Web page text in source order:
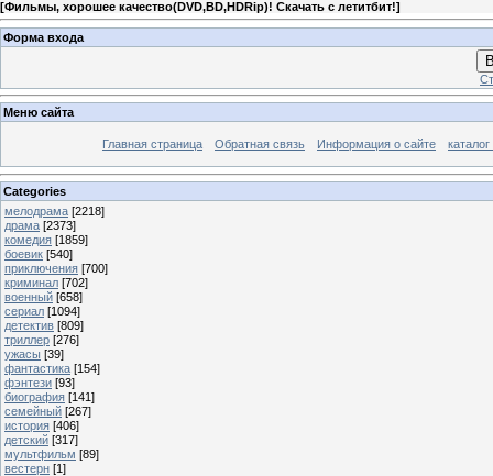
[Фильмы, хорошее качество(DVD,BD,HDRip)! Скачать с летитбит!]
Форма входа
Меню сайта
Главная страница Обратная связь Информация о сайте
Categories
мелодрама [2218]
драма [2373]
комедия [1859]
боевик [540]
приключения [700]
криминал [702]
военный [658]
сериал [1094]
детектив [809]
триллер [276]
ужасы [39]
фантастика [154]
фэнтези [93]
биография [141]
семейный [267]
история [406]
детский [317]
мультфильм [89]
вестерн [1]